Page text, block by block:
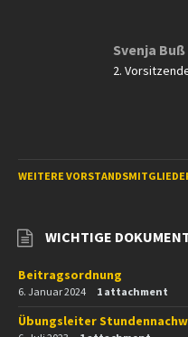
Svenja Buß
2.
WEITERE
WICHTIGE
Beitragsordnung
6. Januar 2024 1 attachment
Übungsleiter